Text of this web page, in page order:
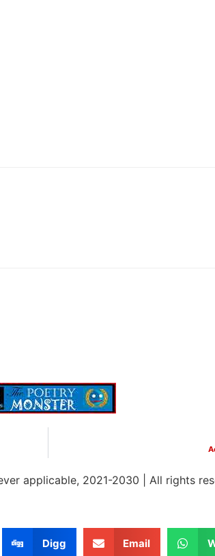
applicable, 2021-2030 All rights
Digg Email